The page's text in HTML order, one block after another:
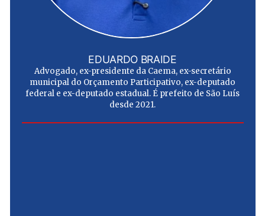
EDUARDO BRAIDE
Advogado, ex-presidente da Caema, ex-secretário
municipal do Orçamento Participativo, ex-deputado
federal e ex-deputado estadual. É prefeito de São Luís
desde 2021.